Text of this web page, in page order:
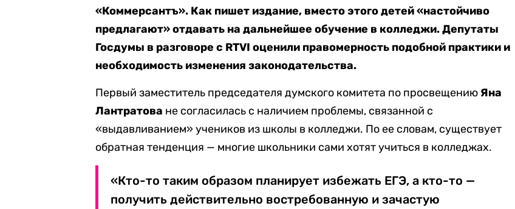
«Коммерсантъ». Как пишет издание, вместо этого детей «настойчиво
предлагают» отдавать на дальнейшее обучение в колледжи.Депутаты
Госдумы в разговоре с RTVI оценили правомерность подобной практики и
необходимость изменения законодательства.
Первый заместитель председателя думского комитета по просвещению Яна
Лантратова не согласилась с наличием проблемы, связанной с
«выдавливанием» учеников из школы в колледжи. По ее словам, существует
обратная тенденция — многие школьники сами хотят учиться в колледжах.
«Кто-то таким образом планирует избежать ЕГЭ, а кто-то —
получить действительно востребованную и зачастую